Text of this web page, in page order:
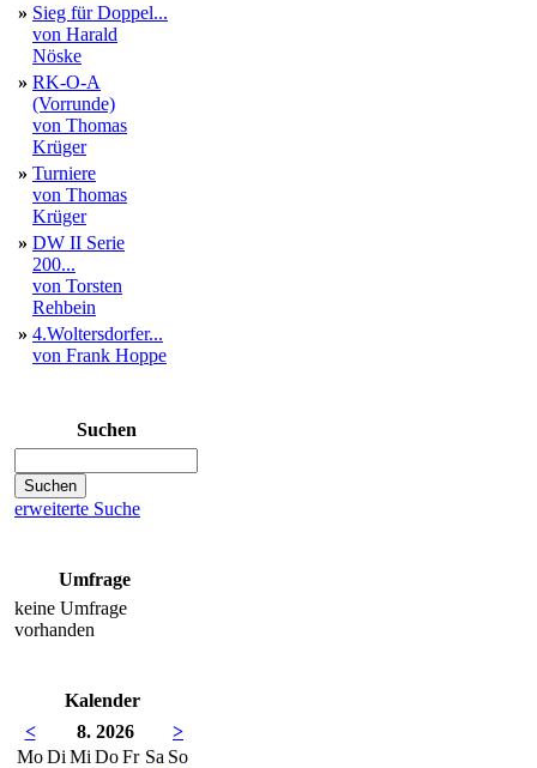
» Sieg für Doppel...
von Harald
Nöske
» RK-O-A
(Vorrunde)
von Thomas
Krüger
» Turniere
von Thomas
Krüger
» DW II Serie
200...
von Torsten
Rehbein
» 4.Woltersdorfer...
von Frank Hoppe
Suchen
erweiterte Suche
Umfrage
keine Umfrage
vorhanden
Kalender
<
8. 2026
>
MoDi Mi DoFr Sa So